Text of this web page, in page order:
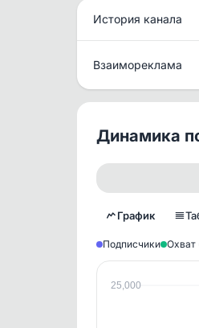
История канала
Взаимореклама
Динамика
График
Подписчики Охват
25,000